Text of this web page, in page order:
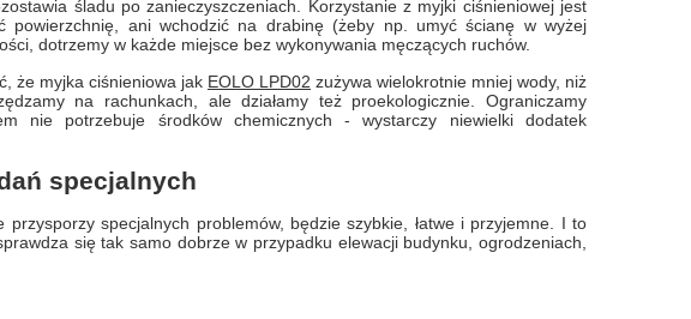
śladu po zanieczyszczeniach. Korzystanie z myjki ciśnieniowej jest
ani wchodzić na drabinę (żeby np. umyć ścianę w wyżej
dotrzemy w każde miejsce bez wykonywania męczących ruchów.
że myjka ciśnieniowa jak EOLO LPD02 zużywa wielokrotnie mniej wody, niż
na rachunkach, ale działamy też proekologicznie. Ograniczamy
nie potrzebuje środków chemicznych - wystarczy niewielki dodatek
specjalnych
specjalnych problemów, będzie szybkie, łatwe i przyjemne. I to
się tak samo dobrze w przypadku elewacji budynku, ogrodzeniach,